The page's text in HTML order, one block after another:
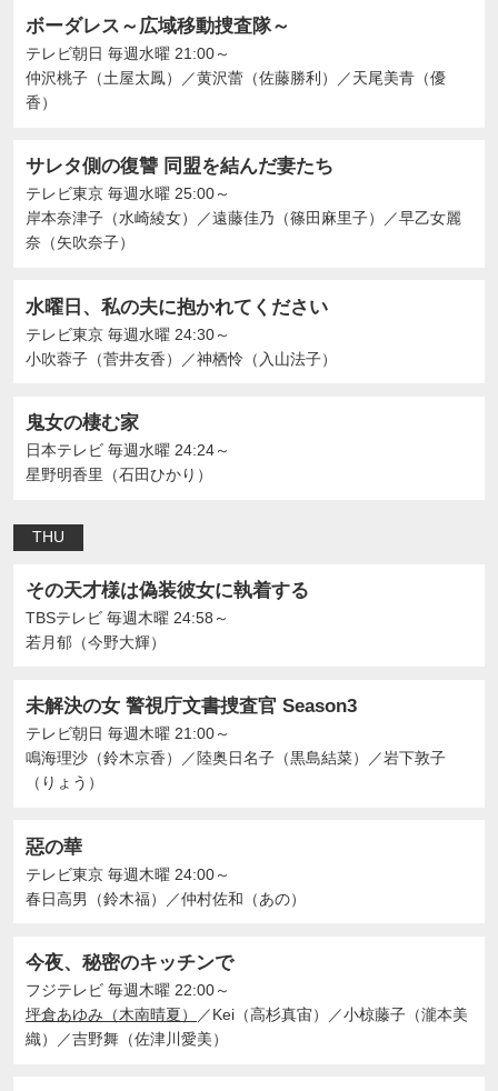
ボーダレス～広域移動捜査隊～
テレビ朝日 毎週水曜 21:00～
仲沢桃子（土屋太鳳）
／黄沢蕾（佐藤勝利） ／天尾美青（優
香）
サレタ側の復讐 同盟を結んだ妻たち
テレビ東京 毎週水曜 25:00～
岸本奈津子（水崎綾女）
／遠藤佳乃（篠田麻里子） ／早乙女麗
奈（矢吹奈子）
水曜日、私の夫に抱かれてください
テレビ東京 毎週水曜 24:30～
⼩吹蓉⼦（菅井友香）
／神栖怜（入山法子）
鬼女の棲む家
日本テレビ 毎週水曜 24:24～
星野明香里（石田ひかり）
THU
その天才様は偽装彼女に執着する
TBSテレビ 毎週木曜 24:58～
若月郁（今野大輝）
未解決の女 警視庁文書捜査官 Season3
テレビ朝日 毎週木曜 21:00～
鳴海理沙（鈴木京香）
／陸奥日名子（黒島結菜） ／岩下敦子
（りょう）
惡の華
テレビ東京 毎週木曜 24:00～
春日高男（鈴木福）
／仲村佐和（あの）
今夜、秘密のキッチンで
フジテレビ 毎週木曜 22:00～
坪倉あゆみ（木南晴夏）
／Kei（高杉真宙） ／小椋藤子（瀧本美
織）
／吉野舞（佐津川愛美）